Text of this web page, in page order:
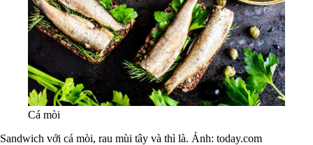
Cá mòi
Sandwich với cá mòi, rau mùi tây và thì là. Ảnh: today.com